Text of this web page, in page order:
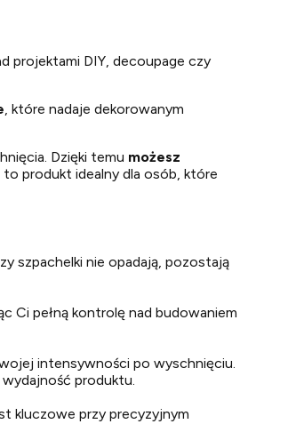
projektami DIY, decoupage czy
, które nadaje dekorowanym
Dzięki temu możesz
produkt idealny dla osób, które
szpachelki nie opadają, pozostają
Ci pełną kontrolę nad budowaniem
intensywności po wyschnięciu.
produktu.
kluczowe przy precyzyjnym